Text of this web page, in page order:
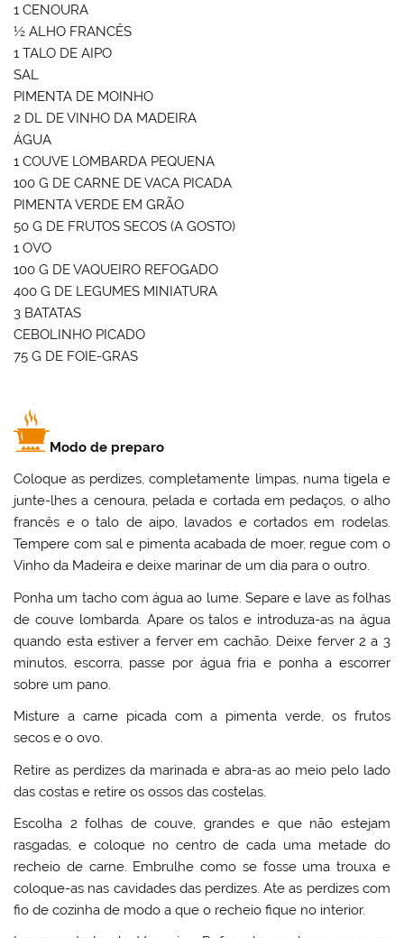
1 CENOURA
½ ALHO FRANCÊS
1 TALO DE AIPO
SAL
PIMENTA DE MOINHO
2 DL DE VINHO DA MADEIRA
ÁGUA
1 COUVE LOMBARDA PEQUENA
100 G DE CARNE DE VACA PICADA
PIMENTA VERDE EM GRÃO
50 G DE FRUTOS SECOS (A GOSTO)
1 OVO
100 G DE VAQUEIRO REFOGADO
400 G DE LEGUMES MINIATURA
3 BATATAS
CEBOLINHO PICADO
75 G DE FOIE-GRAS
Modo de preparo
Coloque as perdizes, completamente limpas, numa tigela e
junte-lhes a cenoura, pelada e cortada em pedaços, o alho
francês e o talo de aipo, lavados e cortados em rodelas.
Tempere com sal e pimenta acabada de moer, regue com o
Vinho da Madeira e deixe marinar de um dia para o outro.
Ponha um tacho com água ao lume. Separe e lave as folhas
de couve lombarda. Apare os talos e introduza-as na água
quando esta estiver a ferver em cachão. Deixe ferver 2 a 3
minutos, escorra, passe por água fria e ponha a escorrer
sobre um pano.
Misture a carne picada com a pimenta verde, os frutos
secos e o ovo.
Retire as perdizes da marinada e abra-as ao meio pelo lado
das costas e retire os ossos das costelas.
Escolha 2 folhas de couve, grandes e que não estejam
rasgadas, e coloque no centro de cada uma metade do
recheio de carne. Embrulhe como se fosse uma trouxa e
coloque-as nas cavidades das perdizes. Ate as perdizes com
fio de cozinha de modo a que o recheio fique no interior.